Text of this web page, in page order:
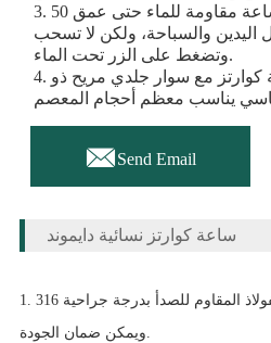
3. أداء ممتاز مقاوم للماء: ساعة مقاومة للماء حتى عمق 50
اليدين والسباحة، ولكن لا تسحب
وتضغط على الزر تحت الماء.
4. الوظيفة والميزات: ساعة كوارتز مع سوار جلدي مريح ذو
Send Email
ساعة كوارتز نسائية دايموند
1. غلاف الساعة مصنوع من الفولاذ المقاوم للصدأ بدرجة جراحية 316L،
ويمكن ضمان الجودة.